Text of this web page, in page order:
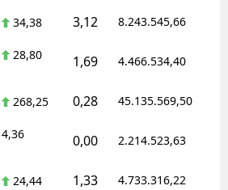
34,38 3,12 8.243.545,66
28,80 1,69 4.466.534,40
268,25 0,28 45.135.569,50
4,36 0,00 2.214.523,63
24,44 1,33 4.733.316,22